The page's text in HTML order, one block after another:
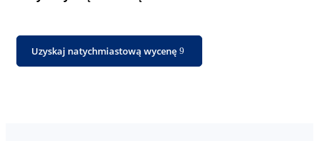
Uzyskaj natychmiastową wycenę